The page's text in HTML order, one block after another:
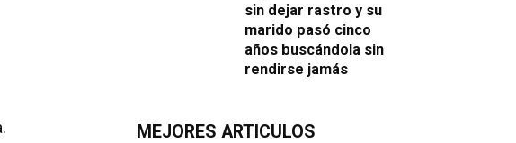
sin dejar rastro y su
marido pasó cinco
años buscándola sin
rendirse jamás
MEJORES ARTICULOS